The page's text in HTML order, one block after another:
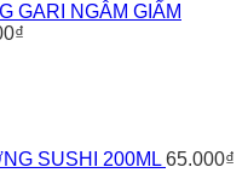
GARI NGÂM GIẤM
₫
SUSHI 200ML 65.000₫